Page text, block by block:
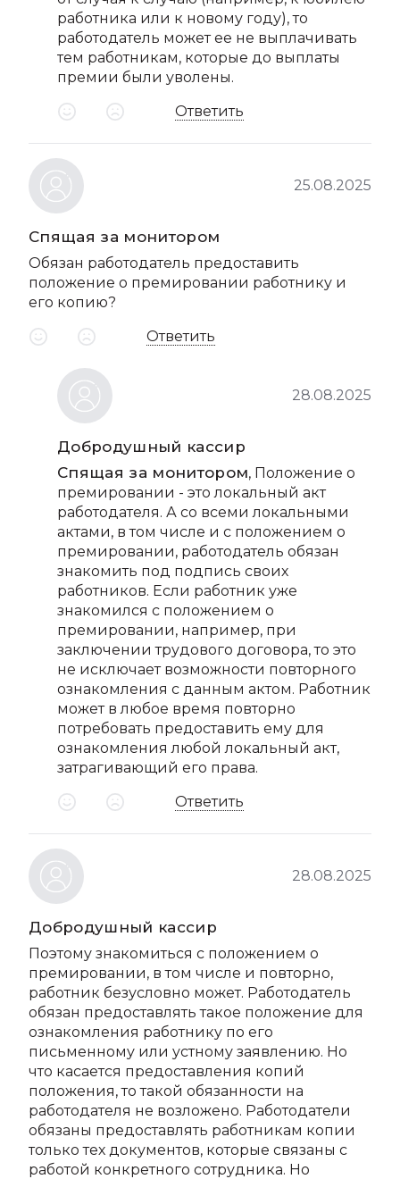
работника или к новому году), то
работодатель может ее не выплачивать
тем работникам, которые до выплаты
премии были уволены.
Ответить
Спящая за монитором
25.08.2025
Обязан работодатель предоставить
положение о премировании работнику и
его копию?
Ответить
Добродушный кассир
28.08.2025
Спящая за монитором, Положение о
премировании - это локальный акт
работодателя. А со всеми локальными
актами, в том числе и с положением о
премировании, работодатель обязан
знакомить под подпись своих
работников. Если работник уже
знакомился с положением о
премировании, например, при
заключении трудового договора, то это
не исключает возможности повторного
ознакомления с данным актом. Работник
может в любое время повторно
потребовать предоставить ему для
ознакомления любой локальный акт,
затрагивающий его права.
Ответить
Добродушный кассир
28.08.2025
Поэтому знакомиться с положением о
премировании, в том числе и повторно,
работник безусловно может. Работодатель
обязан предоставлять такое положение для
ознакомления работнику по его
письменному или устному заявлению. Но
что касается предоставления копий
положения, то такой обязанности на
работодателя не возложено. Работодатели
обязаны предоставлять работникам копии
только тех документов, которые связаны с
работой конкретного сотрудника. Но